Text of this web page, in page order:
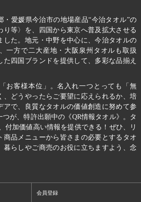
・愛媛県今治市の地場産品“今治タオル”の
り等〉を、四国から東京へ普及拡大させる
した。地元・中野を中心に、今治タオルの
一方で二大産地・大阪泉州タオルも取扱
た四国ブランドを提供して、多彩な品揃え
お客様本位」。名入れ一つとっても「無
、どうやったらご要望に応えられるか、培
アで、良質なタオルの価値創造に努めて参
つが、特許出願中の《QR情報タオル》。タ
付加価値高い情報を提供できる！ぜひ、リ
商品メニューから皆さまの必要とするタオ
暮らしやご商売のお役に立ちますよう、念
会員登録